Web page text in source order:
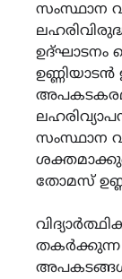
സംസ്ഥാന
ഉദ്ഘാടനം
ഉണ്ണിയാടൻ
സംസ്ഥാന
തോമസ്
തകർക്കുന്ന